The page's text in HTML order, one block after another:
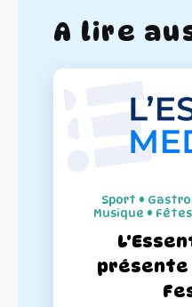
A lire
Sport •
Musique •
présente